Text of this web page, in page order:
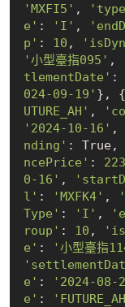
'MXFI5' ,
e' : 'I' ,
p' : 10 ,
'小型臺指095' ,
tlementDate' :
024-09-19' }, {
UTURE_AH' ,
'2024-10-16' ,
nding' : True,
ncePrice' :
0-16' ,
l' : 'MXFK4' ,
Type' : 'I' ,
roup' : 10 ,
e' : '小型臺指
e' : '2024-08-
e' :